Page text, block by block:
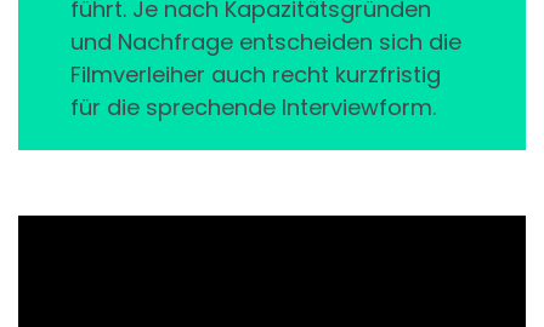
führt. Je nach Kapazitätsgründen
und Nachfrage entscheiden sich die
Filmverleiher auch recht kurzfristig
für die sprechende Interviewform.